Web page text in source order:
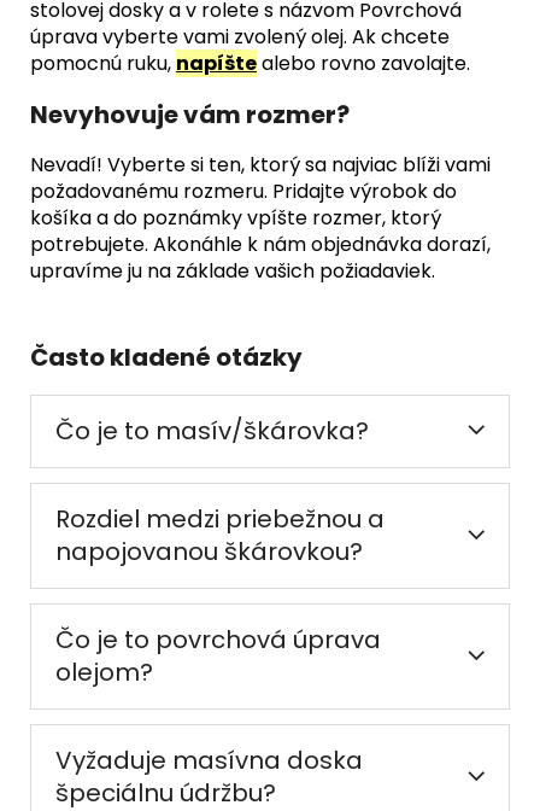
stolovej dosky a v rolete s názvom Povrchová
úprava vyberte vami zvolený olej. Ak chcete
pomocnú ruku, napíštealebo rovno zavolajte.
Nevyhovuje vám rozmer?
Nevadí! Vyberte si ten, ktorý sa najviac blíži vami
požadovanému rozmeru. Pridajte výrobok do
košíka a do poznámky vpíšte rozmer, ktorý
potrebujete. Akonáhle k nám objednávka dorazí,
upravíme ju na základe vašich požiadaviek.
Často kladené otázky
Čo je to masív/škárovka?
Rozdiel medzi priebežnou a
napojovanou škárovkou?
Čo je to povrchová úprava
olejom?
Vyžaduje masívna doska
špeciálnu údržbu?